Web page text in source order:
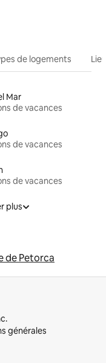
de logements
Mar
de vacances
de vacances
de vacances
plus
de Petorca
générales